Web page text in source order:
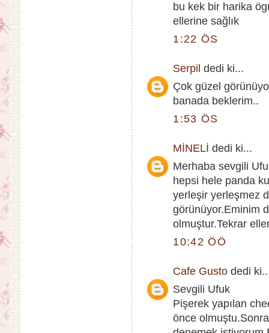
bu kek bir harika
ellerine sağlık
1:22 ÖS
Serpil dedi ki...
Çok güzel
banada beklerim..
1:53 ÖS
MİNELİ dedi ki...
Merhaba sevgili
hepsi hele panda
yerleşir yerleşmez
görünüyor.Eminim
olmuştur.Tekrar
10:42 ÖÖ
Cafe Gusto dedi
Sevgili Ufuk
Pişerek yapılan
önce